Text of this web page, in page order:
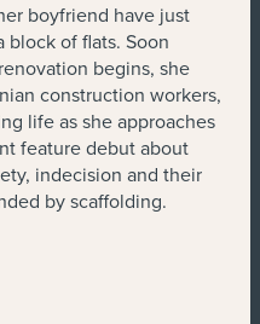
boyfriend have just
block of flats. Soon
begins, she
construction workers,
life as she approaches
feature debut about
indecision and their
by scaffolding.